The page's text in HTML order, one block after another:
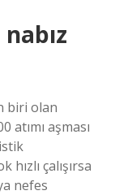
biri olan
atımı aşması
çalışırsa
nefes